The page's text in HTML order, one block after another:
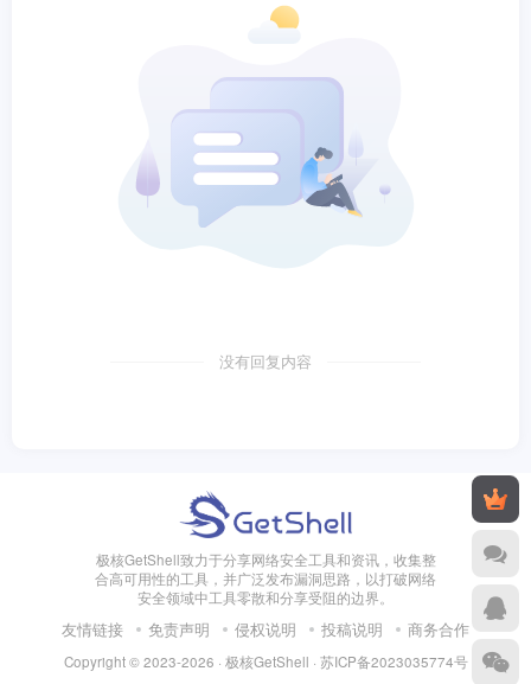
没有回复内容
极核GetShell致力于分享网络安全工具和资讯，收集整
合高可用性的工具，并广泛发布漏洞思路，以打破网络
安全领域中工具零散和分享受阻的边界。
友情链接 免责声明 侵权说明 投稿说明 商务合作
Copyright © 2023-2026 · 极核GetShell · 苏ICP备2023035774号